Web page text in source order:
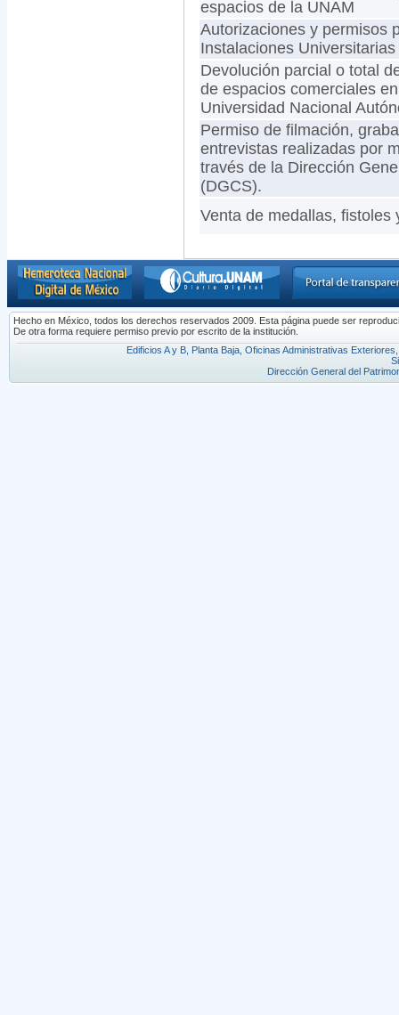
espacios de la UNAM
Autorizaciones y permisos
Instalaciones Universitarias
Devolución parcial o total
de espacios comerciales
Universidad Nacional
Permiso de filmación,
entrevistas realizadas por
través de la Dirección
(DGCS).
Venta de medallas, fistoles
Hecho en México, todos los derechos reservados 2009. Esta página puede ser
De otra forma requiere permiso previo por escrito de la institución.
Edificios A y B, Planta Baja, Oficinas Administrativas
Dirección General del